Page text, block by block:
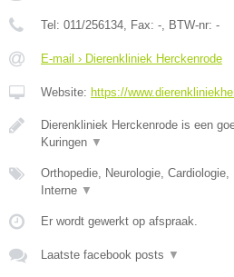
Tel: 011/256134, Fax: -, BTW-nr: -
E-mail › Dierenkliniek Herckenrode
Website: https://
Dierenkliniek Herckenrode is een
Kuringen ▼
Orthopedie, Neurologie,
Interne ▼
Er wordt gewerkt op afspraak.
Laatste facebook posts ▼